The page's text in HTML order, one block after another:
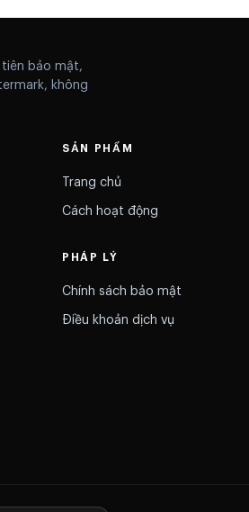
tiên bảo mật,
không
SẢN PHẨM
Trang chủ
Cách hoạt động
PHÁP LÝ
Chính sách bảo mật
Điều khoản dịch vụ